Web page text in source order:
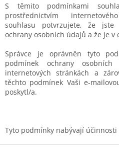
S těmito podmínkami
prostřednictvím
souhlasu potvrzujete, že jste
ochrany osobních údajů a že je
Správce je oprávněn tyto
podmínek ochrany
internetových stránkách a
těchto podmínek Vaši e-
poskytl/a.
Tyto podmínky nabývají účinnosti